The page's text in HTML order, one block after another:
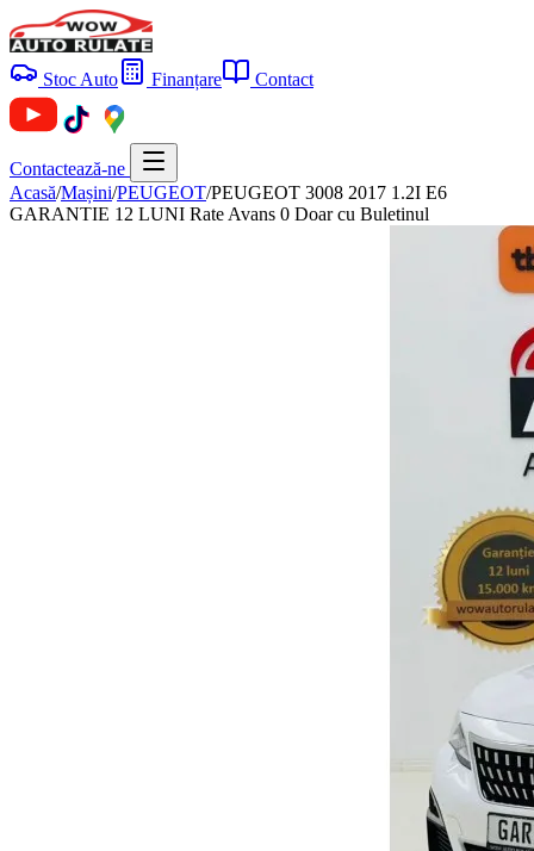
Stoc Auto Finanțare Contact
Contactează-ne
Acasă/Mașini/PEUGEOT/PEUGEOT 3008 2017 1.2I E6
GARANTIE 12 LUNI Rate Avans 0 Doar cu Buletinul